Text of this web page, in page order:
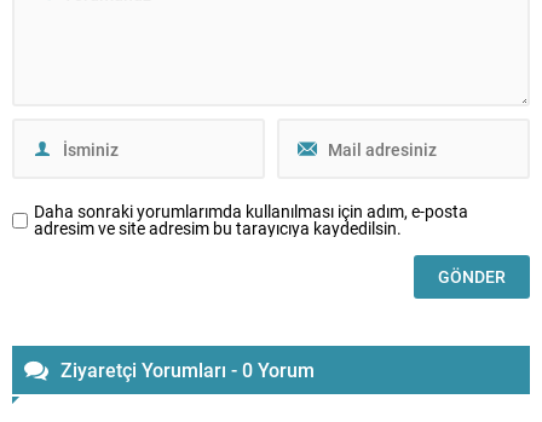
Daha sonraki yorumlarımda kullanılması için adım, e-posta
adresim ve site adresim bu tarayıcıya kaydedilsin.
Ziyaretçi Yorumları - 0 Yorum